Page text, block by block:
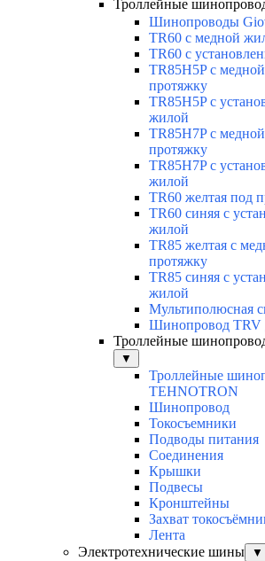
Троллейные
Шинопроводы
TR60 с медной
TR60 с
TR85H5P с
протяжку
TR85H5P с
жилой
TR85H7P с
протяжку
TR85H7P с
жилой
TR60 желтая под
TR60 синяя с
жилой
TR85 желтая с
протяжку
TR85 синяя с
жилой
Мультиполюсная
Шинопровод TRV
Троллейные
▼
Троллейные
TEHNOTRON
Шинопровод
Токосъемники
Подводы питания
Соединения
Крышки
Подвесы
Кронштейны
Захват
Лента
Электротехнические шины
▼